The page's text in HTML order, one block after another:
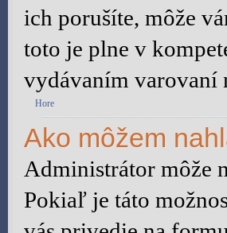
ich porušíte, môže
toto je plne v
vydávaním varovaní
Hore
Ako môžem
Administrátor môže
Pokiaľ je táto